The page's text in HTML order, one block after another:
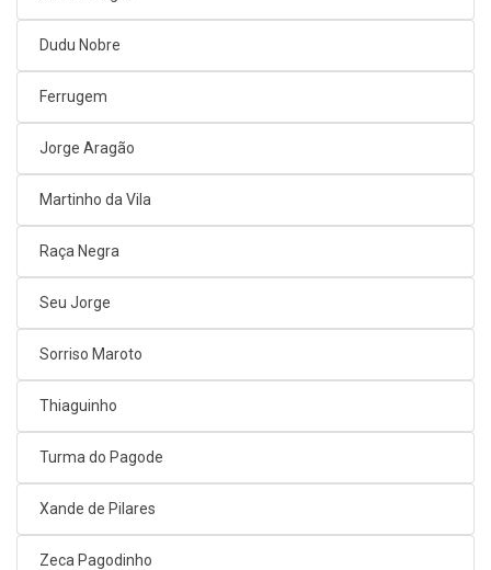
Dudu Nobre
Ferrugem
Jorge Aragão
Martinho da Vila
Raça Negra
Seu Jorge
Sorriso Maroto
Thiaguinho
Turma do Pagode
Xande de Pilares
Zeca Pagodinho